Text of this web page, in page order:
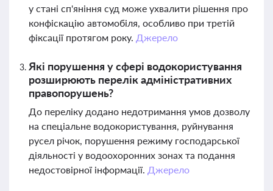
у стані сп'яніння суд може ухвалити рішення про
конфіскацію автомобіля, особливо при третій
фіксації протягом року. Джерело
Які порушення у сфері водокористування
розширюють перелік адміністративних
правопорушень?
До переліку додано недотримання умов дозволу
на спеціальне водокористування, руйнування
русел річок, порушення режиму господарської
діяльності у водоохоронних зонах та подання
недостовірної інформації. Джерело